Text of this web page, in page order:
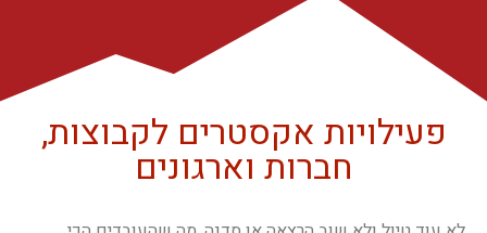
פעילויות אקסטרים לקבוצות,
חברות וארגונים